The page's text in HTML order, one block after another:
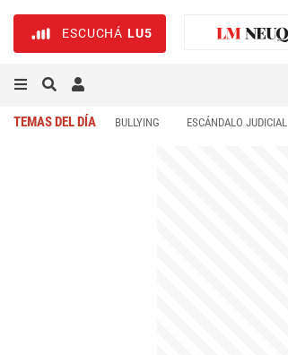
ESCUCHÁ LU5
TEMAS DEL DÍA BULLYING ESCÁNDALO JUDICIAL